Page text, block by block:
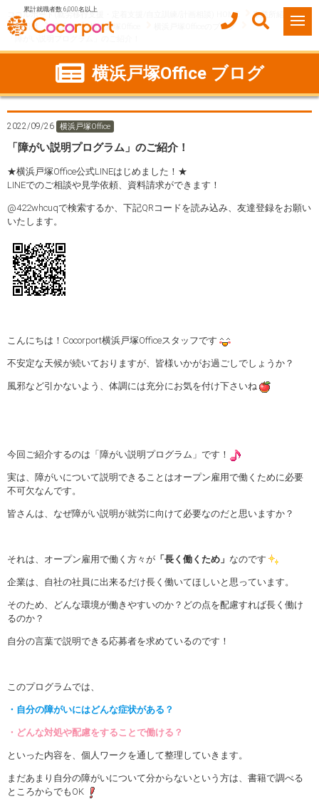
累計就職者数 6,000名以上
ココルポート(就労移行支援・定着支援/自立訓練/計画相談) HOME
事業所紹介
神奈川県
横浜市 横浜戸塚Office
横浜戸塚Officeのブログ
「障がい説明プログラム」のご紹介！
横浜戸塚Office ブログ
2022/09/26 横浜戸塚Office
「障がい説明プログラム」のご紹介！
★横浜戸塚Office公式LINEはじめました！★
LINEでのご相談や見学依頼、資料請求ができます！
@422whcuqで検索するか、下記QRコードを読み込み、友達登録をお願い
いたします。
こんにちは！Cocorport横浜戸塚Officeスタッフです
不安定な天候が続いておりますが、皆様いかがお過ごしでしょうか？
風邪など引かないよう、体調には充分にお気を付け下さいね
今回ご紹介するのは「障がい説明プログラム」です！
実は、障がいについて説明できることはオープン雇用で働くために必要
不可欠なんです。
皆さんは、なぜ障がい説明が就労に向けて必要なのだと思いますか？
それは、オープン雇用で働く方々が 「長く働くため」 なのです
企業は、自社の社員に出来るだけ長く働いてほしいと思っています。
そのため、どんな環境が働きやすいのか？どの点を配慮すれば長く働け
るのか？
自分の言葉で説明できる応募者を求めているのです！
このプログラムでは、
・自分の障がいにはどんな症状がある？
・どんな対処や配慮をすることで働ける？
といった内容を、個人ワークを通して整理していきます。
まだあまり自分の障がいについて分からないという方は、書籍で調べる
ところからでもOK